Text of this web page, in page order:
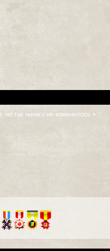
но так ничего не изменилось +